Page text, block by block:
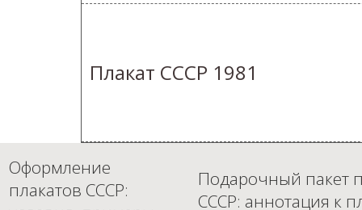
Плакат СССР 1981
Оформление
плакатов СССР:
Подарочный пакет
СССР: аннотация к